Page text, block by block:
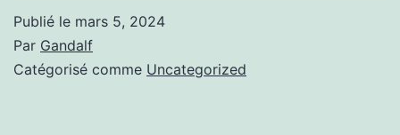
Publié le mars 5, 2024
Par Gandalf
Catégorisé comme Uncategorized